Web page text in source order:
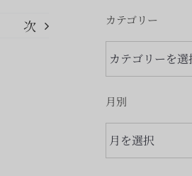
次 カテゴリー
カ
テ
ゴ
ー
月別
月
別